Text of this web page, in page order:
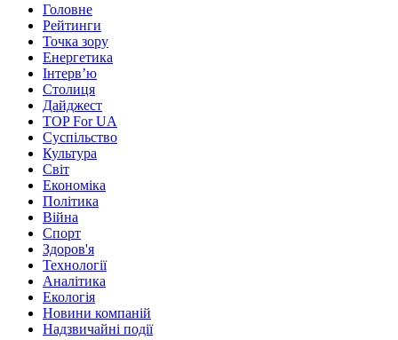
Головне
Рейтинги
Точка зору
Енергетика
Інтерв’ю
Столиця
Дайджест
TOP For UA
Суспiльство
Культура
Світ
Економіка
Політика
Війна
Спорт
Здоров'я
Технології
Аналітика
Екологія
Новини компаній
Надзвичайні події